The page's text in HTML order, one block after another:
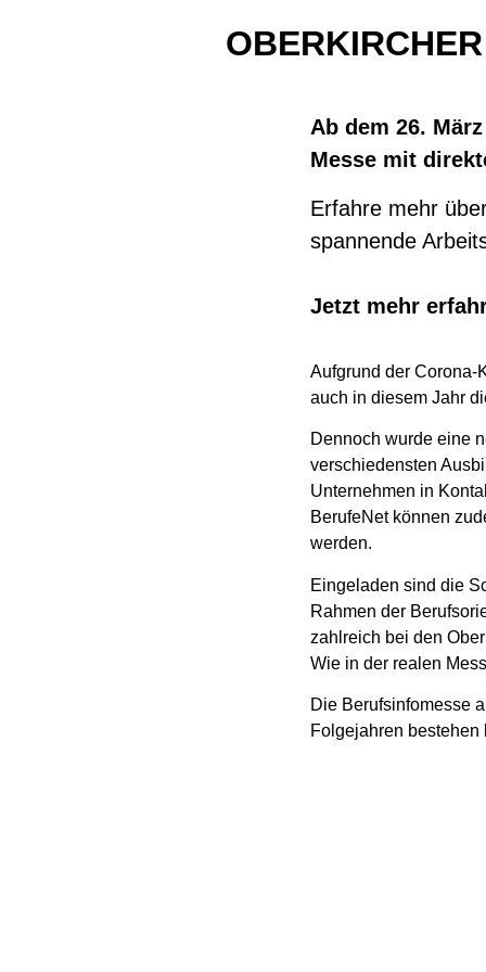
Ab dem 26.
Messe mit
Erfahre mehr
spannende
Jetzt mehr
Aufgrund der Corona-
auch in diesem Jahr
Dennoch wurde eine
verschiedensten
Unternehmen in
BerufeNet können
werden.
Eingeladen sind die
Rahmen der
zahlreich bei den
Wie in der realen
Die Berufsinfomesse
Folgejahren bestehen